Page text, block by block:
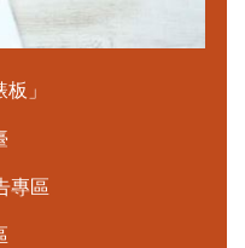
」
專區